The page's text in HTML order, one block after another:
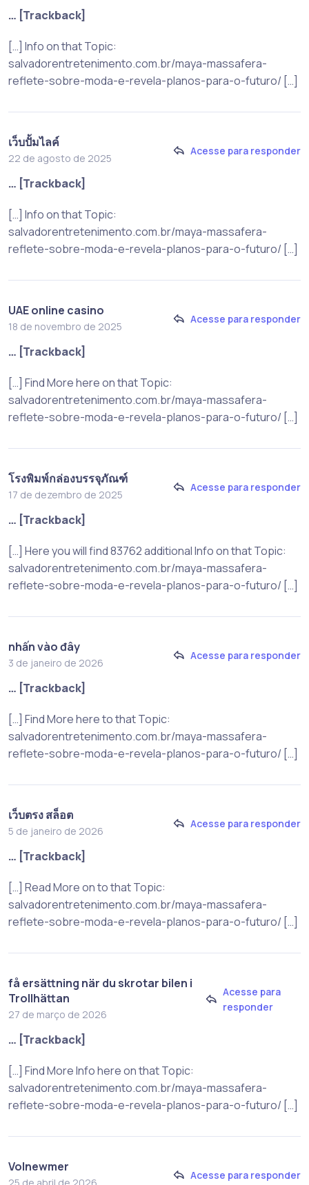
… [Trackback]
[…] Info on that Topic:
salvadorentretenimento.com.br/maya-massafera-
reflete-sobre-moda-e-revela-planos-para-o-futuro/ […]
เว็บปั้มไลค์
22 de agosto de 2025
Acesse para responder
… [Trackback]
[…] Info on that Topic:
salvadorentretenimento.com.br/maya-massafera-
reflete-sobre-moda-e-revela-planos-para-o-futuro/ […]
UAE online casino
18 de novembro de 2025
Acesse para responder
… [Trackback]
[…] Find More here on that Topic:
salvadorentretenimento.com.br/maya-massafera-
reflete-sobre-moda-e-revela-planos-para-o-futuro/ […]
โรงพิมพ์กล่องบรรจุภัณฑ์
17 de dezembro de 2025
Acesse para responder
… [Trackback]
[…] Here you will find 83762 additional Info on that Topic:
salvadorentretenimento.com.br/maya-massafera-
reflete-sobre-moda-e-revela-planos-para-o-futuro/ […]
nhấn vào đây
3 de janeiro de 2026
Acesse para responder
… [Trackback]
[…] Find More here to that Topic:
salvadorentretenimento.com.br/maya-massafera-
reflete-sobre-moda-e-revela-planos-para-o-futuro/ […]
เว็บตรง สล็อต
5 de janeiro de 2026
Acesse para responder
… [Trackback]
[…] Read More on to that Topic:
salvadorentretenimento.com.br/maya-massafera-
reflete-sobre-moda-e-revela-planos-para-o-futuro/ […]
få ersättning när du skrotar bilen i
Trollhättan
27 de março de 2026
Acesse para
responder
… [Trackback]
[…] Find More Info here on that Topic:
salvadorentretenimento.com.br/maya-massafera-
reflete-sobre-moda-e-revela-planos-para-o-futuro/ […]
Volnewmer
Acesse para responder